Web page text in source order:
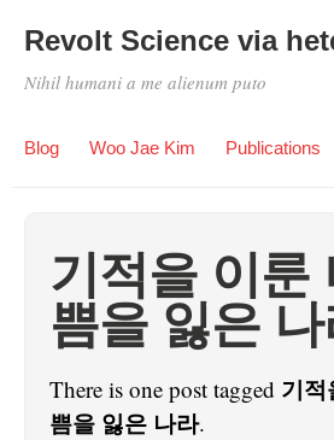
Revolt Science via
Nihil humani a me alienum puto
Blog Woo Jae Kim Publications
기적을 이룬
쁨을 잃은
There is one post tagged 기적
쁨을 잃은 나라.